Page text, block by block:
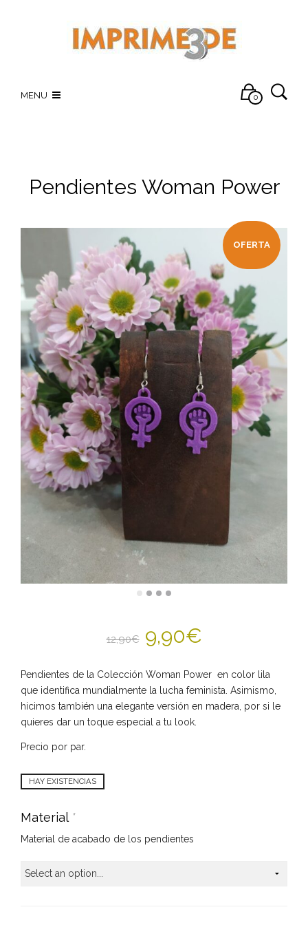
MENU 0
Pendientes Woman Power
OFERTA
12,90€ 9,90€
Pendientes de la Colección Woman Power en color lila
que identifica mundialmente la lucha feminista. Asimismo,
hicimos también una elegante versión en madera, por si le
quieres dar un toque especial a tu look.
Precio por par.
HAY EXISTENCIAS
Material *
Material de acabado de los pendientes